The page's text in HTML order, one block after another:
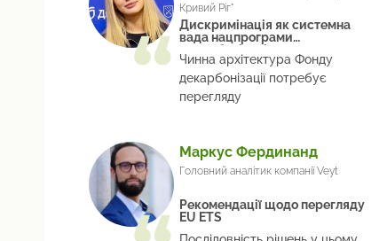
Кривий Ріг"
Дискримінація як системна
вада нацпрограми
декарбонізації
Чинна архітектура Фонду
декарбонізації потребує
перегляду
Маркус Фердинанд
Головний аналітик компанії Veyt
Рекомендації щодо перегляду
EU ETS